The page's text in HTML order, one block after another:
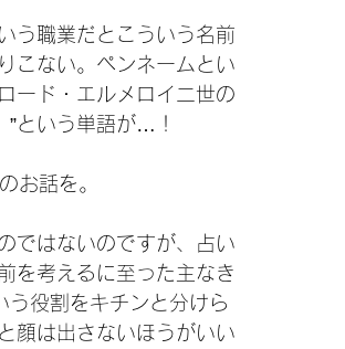
う職業だとこういう名前
こない。ペンネームとい
ード・エルメロイ二世の
”という単語が…！
お話を。
ではないのですが、占い
を考えるに至った主なき
う役割をキチンと分けら
顔は出さないほうがいい